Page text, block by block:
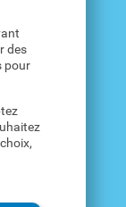
des
pour